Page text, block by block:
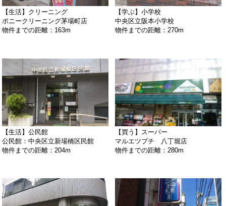
【生活】クリーニング
ポニークリーニング茅場町店
物件までの距離：163m
【学ぶ】小学校
中央区立阪本小学校
物件までの距離：270m
【生活】公民館
公民館：中央区立新場橋区民館
物件までの距離：204m
【買う】スーパー
マルエツプチ 八丁堀店
物件までの距離：280m